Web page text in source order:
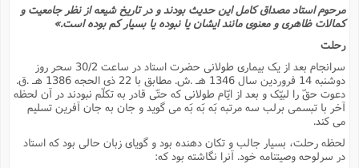
مرحوم استاد مصداق کامل این حدیث بودند و در تاریخ شیعه از نظر جامعیت و
کمالات ظاهرى و معنوى مانند ایشان یا نبوده یا بسیار کم بوده است.»
رحلت
سرانجام بعد از یک بیمارى طولانى حضرت استاد در ساعت 30/2 سحر روز
دوشنبه 14 فروردین سال 1346 هـ .ش. مطابق با 22 ذى الحجه 1386 هـ .ق.
دعوت حقّ را لبیّک و بعد از ایّام طولانى که حتّى قادر به تکلّم نبودند در آن لحظه
آخر با تبسمى برلب سه مرتبه بَه بَه بَه مى گوید و جان به جان آفرین تسلیم
مى کند.
لحظه رحلت، بسیار جالب و تکان دهنده بود و گویاى زبان حالى بود که استاد
در سرلوحه وصیتنامه خود. آنرا نگاشته بود که: